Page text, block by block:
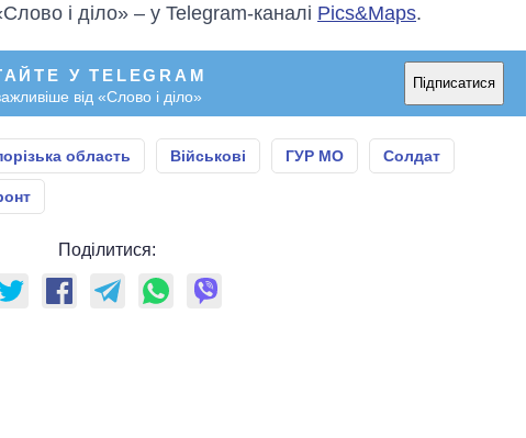
і діло» – у Telegram-каналі Pics&Maps.
У TELEGRAM
від «Слово і діло»
Підписатися
область Військові ГУР МО Солдат
Поділитися: